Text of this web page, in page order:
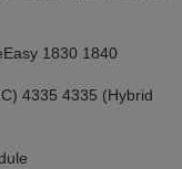
1830 1840
4335 4335 (Hybrid